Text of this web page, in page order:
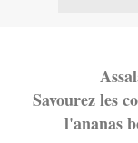
Savourez les
l'ananas